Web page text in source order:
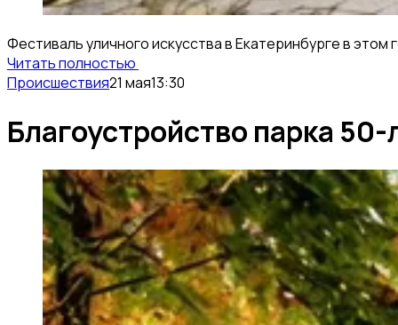
Фестиваль уличного искусства в Екатеринбурге в
Читать полностью
Происшествия21 мая13:30
Благоустройство парка